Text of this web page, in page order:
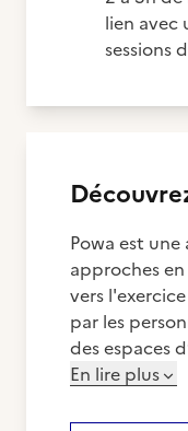
lien avec
sessions
Powa est
approches
vers
par les
des espaces
En lire plus